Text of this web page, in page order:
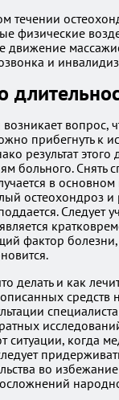
течении
физические
движение
и
вопрос,
прибегнуть к
результат этого
больного. Снять
в основном
остеохондроз и
Следует
фактор болезни,
делать и как
средств
ситуации, когда
во избежание